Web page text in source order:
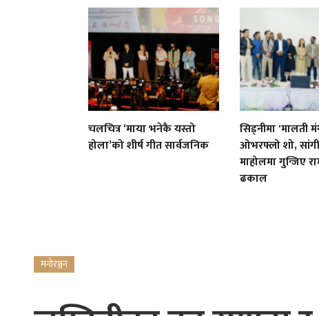
चलचित्र ‘माया भनेकै यस्तो
होला’को शीर्ष गीत सार्वजनिक
सिड्नीमा 'मालती
ओभरफ्लो शो,
माहोलमा गुन्जिए
ढकाल
मनोरञ्जन